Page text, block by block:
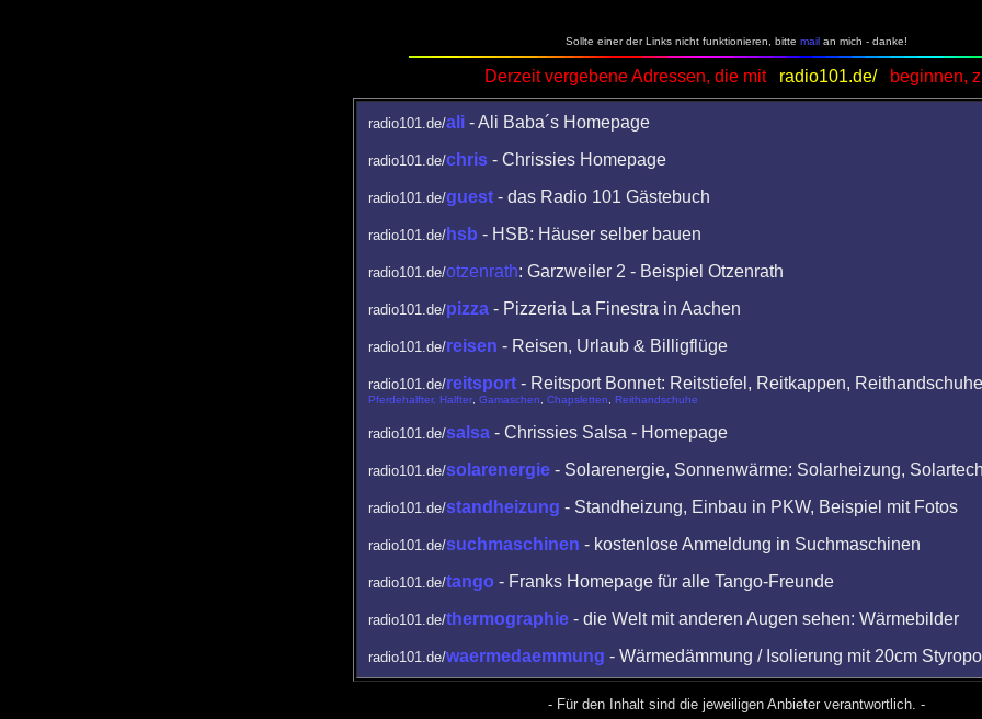
Sollte einer der Links nicht funktionieren, bitte mail an mich - danke!
Derzeit vergebene Adressen, die mit radio101.de/ beginnen,
radio101.de/ali - Ali Baba´s Homepage
radio101.de/chris - Chrissies Homepage
radio101.de/guest - das Radio 101 Gästebuch
radio101.de/ hsb - HSB: Häuser selber bauen
radio101.de/otzenrath: Garzweiler 2 - Beispiel Otzenrath
radio101.de/pizza - Pizzeria La Finestra in Aachen
radio101.de/reisen - Reisen, Urlaub & Billigflüge
radio101.de/reitsport - Reitsport Bonnet: Reitstiefel, Reitkappen,
Pferdehalfter, Halfter Gamaschen Chapsletten Reithandschuhe
radio101.de/salsa - Chrissies Salsa - Homepage
radio101.de/solarenergie - Solarenergie, Sonnenwärme: Solarheizung,
radio101.de/standheizung - Standheizung, Einbau in PKW, Beispiel mit Fotos
radio101.de/suchmaschinen - kostenlose Anmeldung in Suchmaschinen
radio101.de/tango - Franks Homepage für alle Tango-Freunde
radio101.de/thermographie - die Welt mit anderen Augen sehen: Wärmebilder
radio101.de/waermedaemmung - Wärmedämmung / Isolierung mit 20cm
- Für den Inhalt sind die jeweiligen Anbieter verantwortlich. -